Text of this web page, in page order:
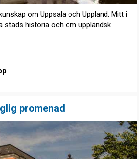
om Uppsala och Uppland. Mitt i
stads historia och om uppländsk
promenad